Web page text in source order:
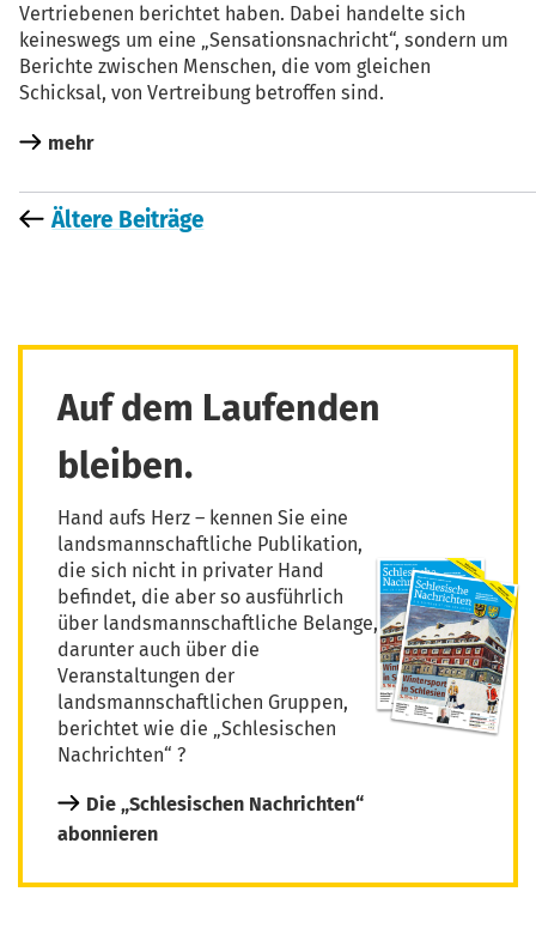
Ver­trie­be­nen berich­tet haben. Dabei han­del­te sich
kei­nes­wegs um eine „Sen­sa­ti­ons­nach­richt“, son­dern um
Berich­te zwi­schen Men­schen, die vom glei­chen
Schick­sal, von Ver­trei­bung betrof­fen sind.
mehr
Ältere Beiträge
Auf dem Laufenden
bleiben.
Hand aufs Herz – kennen Sie eine
landsmannschaftliche Publikation,
die sich nicht in privater Hand
befindet, die aber so ausführlich
über landsmannschaftliche Belange,
darunter auch über die
Veranstaltungen der
landsmannschaftlichen Gruppen,
berichtet wie die „Schlesischen
Nachrichten“ ?
Die „Schlesischen Nachrichten“
abonnieren